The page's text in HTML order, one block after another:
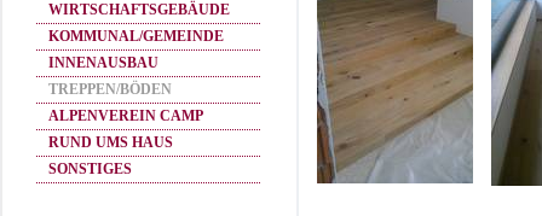
WIRTSCHAFTSGEBÄUDE
KOMMUNAL/GEMEINDE
INNENAUSBAU
TREPPEN/BÖDEN
ALPENVEREIN CAMP
RUND UMS HAUS
SONSTIGES